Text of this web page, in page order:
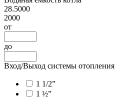
28.5000
2000
от
до
Вход/Выход системы отопления
1 1/2”
1 ½”